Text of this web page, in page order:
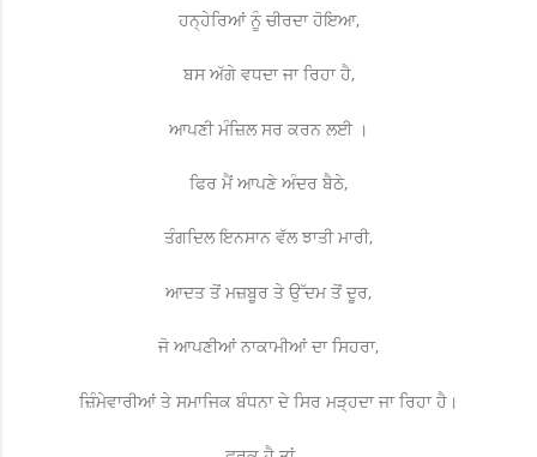
ਹਨ੍ਹੇਰਿਆਂ ਨੂੰ ਚੀਰਦਾ ਹੋਇਆ,
ਬਸ ਅੱਗੇ ਵਧਦਾ ਜਾ ਰਿਹਾ ਹੈ,
ਆਪਣੀ ਮੰਜ਼ਿਲ ਸਰ ਕਰਨ ਲਈ ।
ਫਿਰ ਮੈਂ ਆਪਣੇ ਅੰਦਰ ਬੈਠੇ,
ਤੰਗਦਿਲ ਇਨਸਾਨ ਵੱਲ ਝਾਤੀ ਮਾਰੀ,
ਆਦਤ ਤੋਂ ਮਜ਼ਬੂਰ ਤੇ ਉੱਦਮ ਤੋਂ ਦੂਰ,
ਜੋ ਆਪਣੀਆਂ ਨਾਕਾਮੀਆਂ ਦਾ ਸਿਹਰਾ,
ਜ਼ਿੰਮੇਵਾਰੀਆਂ ਤੇ ਸਮਾਜਿਕ ਬੰਧਨਾ ਦੇ ਸਿਰ ਮੜ੍ਹਦਾ ਜਾ ਰਿਹਾ ਹੈ।